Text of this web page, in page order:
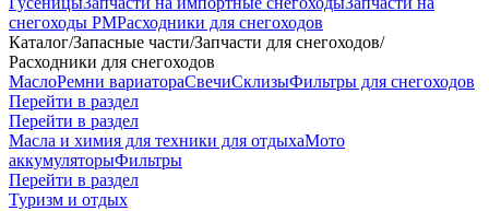
снегоходы РМРасходники для снегоходов
Каталог/Запасные части/Запчасти для снегоходов/
Расходники для снегоходов
МаслоРемни вариатораСвечиСклизыФильтры для снегоходов
Перейти в раздел
Перейти в раздел
Масла и химия для техники для отдыхаМото
аккумуляторыФильтры
Перейти в раздел
Туризм и отдых